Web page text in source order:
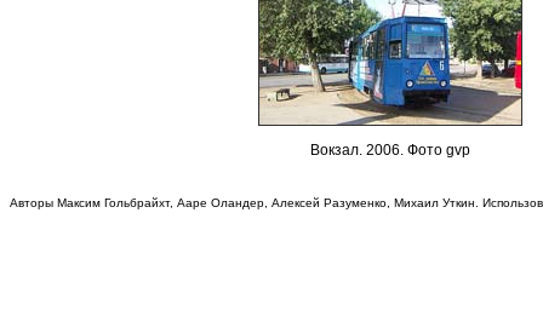
Вокзал. 2006. Фото gvp
Авторы Максим Гольбрайхт, Ааре Оландер, Алексей Разуменко, Михаил Уткин.